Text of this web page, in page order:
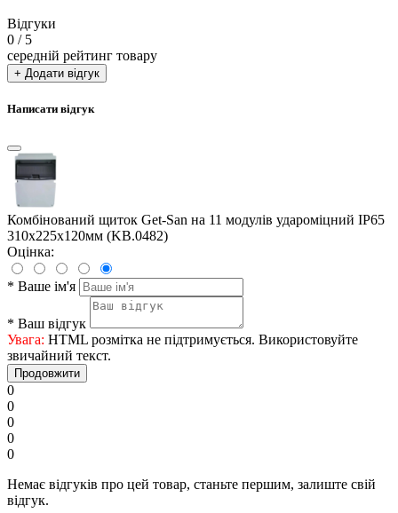
Відгуки
0 / 5
середній рейтинг товару
+ Додати відгук
Написати відгук
Комбінований щиток Get-San на 11 модулів удароміцний IP65
310x225x120мм (KB.0482)
Оцінка:
* Ваше ім'я
* Ваш відгук
Увага: HTML розмітка не підтримується. Використовуйте
звичайний текст.
Продовжити
0
0
0
0
0
Немає відгуків про цей товар, станьте першим, залиште свій
відгук.